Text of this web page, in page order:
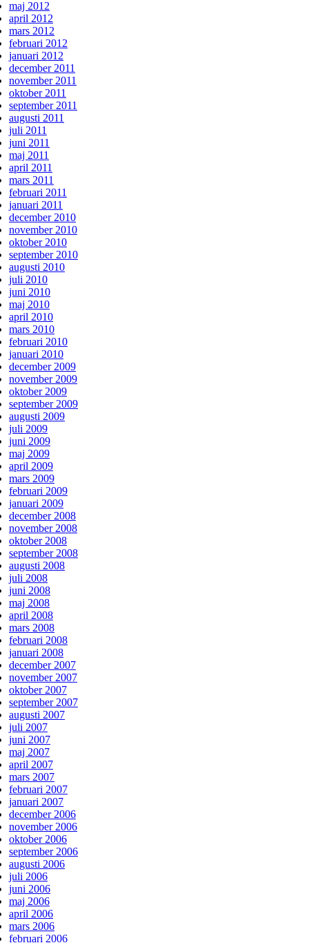
maj 2012
april 2012
mars 2012
februari 2012
januari 2012
december 2011
november 2011
oktober 2011
september 2011
augusti 2011
juli 2011
juni 2011
maj 2011
april 2011
mars 2011
februari 2011
januari 2011
december 2010
november 2010
oktober 2010
september 2010
augusti 2010
juli 2010
juni 2010
maj 2010
april 2010
mars 2010
februari 2010
januari 2010
december 2009
november 2009
oktober 2009
september 2009
augusti 2009
juli 2009
juni 2009
maj 2009
april 2009
mars 2009
februari 2009
januari 2009
december 2008
november 2008
oktober 2008
september 2008
augusti 2008
juli 2008
juni 2008
maj 2008
april 2008
mars 2008
februari 2008
januari 2008
december 2007
november 2007
oktober 2007
september 2007
augusti 2007
juli 2007
juni 2007
maj 2007
april 2007
mars 2007
februari 2007
januari 2007
december 2006
november 2006
oktober 2006
september 2006
augusti 2006
juli 2006
juni 2006
maj 2006
april 2006
mars 2006
februari 2006